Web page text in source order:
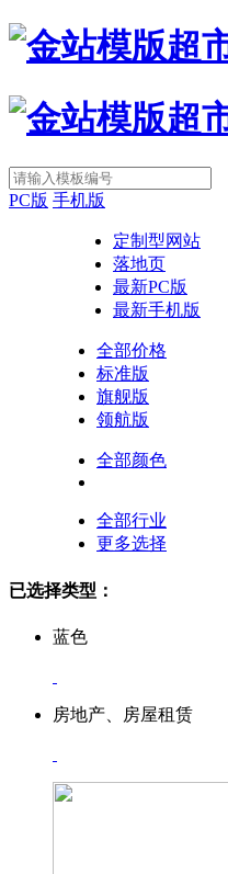
PC版 手机版
定制型网站
落地页
最新PC版
最新手机版
全部价格
标准版
旗舰版
领航版
全部颜色
全部行业
更多选择
已选择类型：
蓝色
房地产、房屋租赁